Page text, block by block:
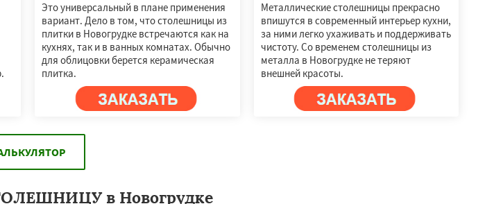
Это универсальный в плане применения
вариант. Дело в том, что столешницы из
плитки в Новогрудке встречаются как на
кухнях, так и в ванных комнатах. Обычно
для облицовки берется керамическая
плитка.
Металлические столешницы прекрасно
впишутся в современный интерьер кухни,
за ними легко ухаживать и поддерживать
чистоту. Со временем столешницы из
металла в Новогрудке не теряют
внешней красоты.
в Новогрудке